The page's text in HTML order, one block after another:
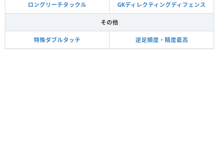
ロングリーチタックル GKディレクティングディフェンス
その他
特殊ダブルタッチ 逆足頻度・精度最高